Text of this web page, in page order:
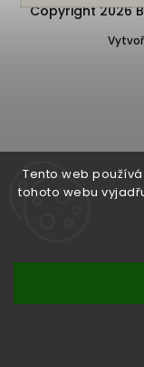
Tento web
tohoto webu
Copyright 2026